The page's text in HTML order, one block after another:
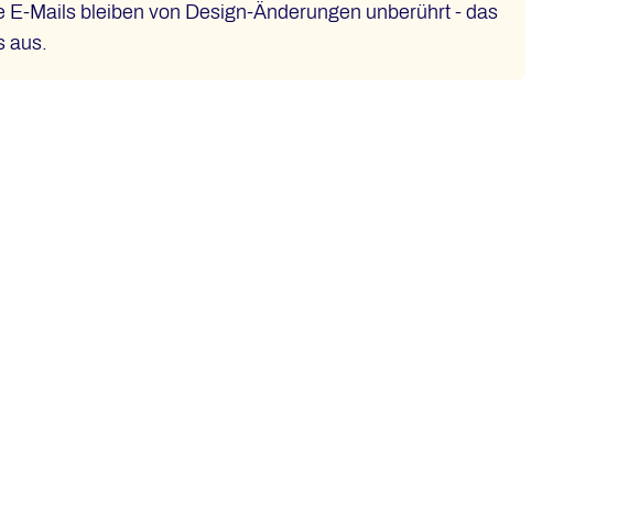
Mails bleiben von Design-Änderungen unberührt - das
aus.